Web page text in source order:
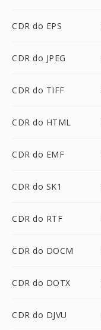
CDR do EPS
CDR do JPEG
CDR do TIFF
CDR do HTML
CDR do EMF
CDR do SK1
CDR do RTF
CDR do DOCM
CDR do DOTX
CDR do DJVU